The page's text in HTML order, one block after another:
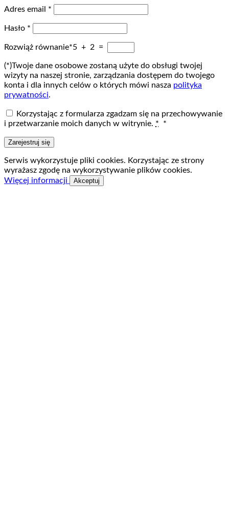
Adres email *
Hasło *
Rozwiąż równanie*5 + 2 =
(*)Twoje dane osobowe zostaną użyte do obsługi twojej
wizyty na naszej stronie, zarządzania dostępem do twojego
konta i dla innych celów o których mówi nasza polityka
prywatności.
Korzystając z formularza zgadzam się na przechowywanie
i przetwarzanie moich danych w witrynie. * *
Zarejestruj się
Serwis wykorzystuje pliki cookies. Korzystając ze strony
wyrażasz zgodę na wykorzystywanie plików cookies.
Więcej informacji
Akceptuj